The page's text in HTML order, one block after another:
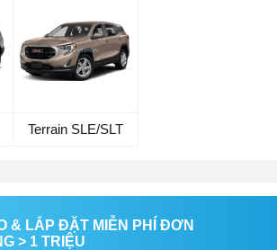
Terrain SLE/SLT
& LẮP ĐẶT MIỄN PHÍ ĐƠN
> 1 TRIỆU